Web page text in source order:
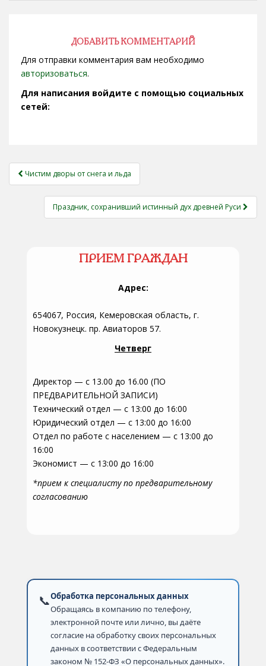
ДОБАВИТЬ КОММЕНТАРИЙ
Для отправки комментария вам необходимо
авторизоваться.
Для написания войдите с помощью социальных
сетей:
НАВИГАЦИЯ
ЗАПИСЕЙ
Чистим дворы от снега и льда
Праздник, сохранивший истинный дух древней Руси
ПРИЕМ ГРАЖДАН
Адрес:
654067, Россия, Кемеровская область, г.
Новокузнецк. пр. Авиаторов 57.
Четверг
Директор — с 13.00 до 16.00 (ПО
ПРЕДВАРИТЕЛЬНОЙ ЗАПИСИ)
Технический отдел — с 13:00 до 16:00
Юридический отдел — с 13:00 до 16:00
Отдел по работе с населением — с 13:00 до
16:00
Экономист — с 13:00 до 16:00
*прием к специалисту по предварительному
согласованию
📞Обработка персональных данных
Обращаясь в компанию по телефону,
электронной почте или лично, вы даёте
согласие на обработку своих персональных
данных в соответствии с Федеральным
законом № 152-ФЗ «О персональных данных».